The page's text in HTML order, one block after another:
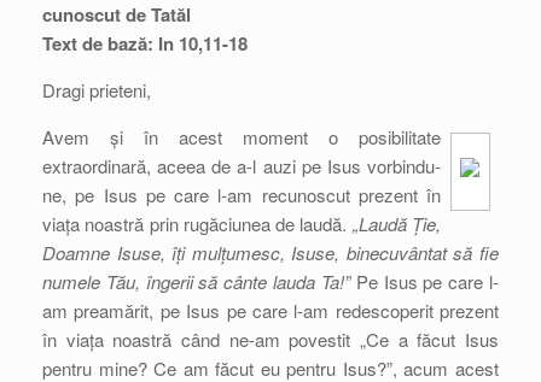
cunoscut de Tatăl
Text de bază: In 10,11-18
Dragi prieteni,
Avem și în acest moment o posibilitate
extraordinară, aceea de a-l auzi pe Isus vorbindu-
ne, pe Isus pe care l-am recunoscut prezent în
viața noastră prin rugăciunea de laudă. „Laudă Ție,
Doamne Isuse, îți mulțumesc, Isuse, binecuvântat să fie
numele Tău, îngerii să cânte lauda Ta!” Pe Isus pe care l-
am preamărit, pe Isus pe care l-am redescoperit prezent
în viața noastră când ne-am povestit „Ce a făcut Isus
pentru mine? Ce am făcut eu pentru Isus?”, acum acest